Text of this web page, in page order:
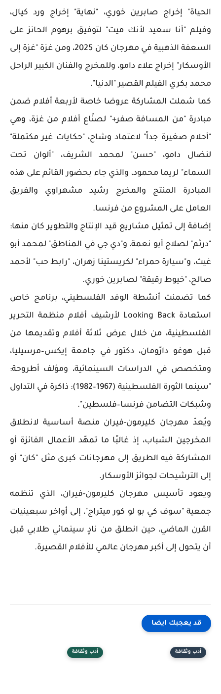
الحياة" إخراج صابرين خوري، "نهاية" إخراج ورد كيال،
وفيلم "أنا سعيد لأنك ميت" لتوفيق برهوم الحائز على
السعفة الذهبية في مهرجان كان 2025، ومن غزة "غزة إلى
الأوسكار" إخراج علاء دامو، وللمخرج والفنان الكبير الراحل
محمد بكري الفيلم القصير "الدنيا".
كما شملت المشاركة عروضا خاصة لأربعة أفلام ضمن
مبادرة "من المسافة صفر+" لصنّاع أفلام من غزة، وهي
"أحلام صغيرة جداً" لاعتماد وشاح، "حكايات غير مكتملة"
لنضال دامو، "حسن" لمحمد الشريف، "ألوان تحت
السماء" لريما محمود، والذي جاء بحضور القائم على هذه
المبادرة المنتج والمخرج رشيد مشهراوي والفريق
العامل على المشروع من فرنسا.
إضافة إلى تمثيل مشاريع قيد الإنتاج والتطوير كان منها:
"درثم" لصلاح أبو نعمة، و"دي جي في المناطق" لمحمد أبو
غيث، و"سيارة حمراء" لكريستينا زهران، "رابط حب" لأحمد
صالح، "خيوط رقيقة" لصابرين خوري.
كما تضمنت أنشطة الوفد الفلسطيني، برنامج خاص
استعادة Looking Back لأرشيف أفلام منظمة التحرير
الفلسطينية، من خلال عرض ثلاثة أفلام وتقديمها من
قبل هوغو دارّومان، دكتور في جامعة إيكس–مرسيليا،
ومتخصص في الدراسات السينمائية، ومؤلف أطروحة:
"سينما الثورة الفلسطينية (1967–1982): ذاكرة في التداول
وشبكات التضامن فرنسا–فلسطين".
ويُعدّ مهرجان كليرمون-فيران منصة أساسية لانطلاق
المخرجين الشباب، إذ غالبًا ما تمهّد الأعمال الفائزة أو
المشاركة فيه الطريق إلى مهرجانات كبرى مثل "كان" أو
إلى الترشيحات لجوائز الأوسكار.
ويعود تأسيس مهرجان كليرمون-فيران، الذي تنظمه
جمعية "سوف كي بو لو كور ميتراج"، إلى أواخر سبعينيات
القرن الماضي، حين انطلق من نادٍ سينمائي طلابي قبل
أن يتحول إلى أكبر مهرجان عالمي للأفلام القصيرة.
قد يعجبك ايضا
أدب وثقافة أدب وثقافة